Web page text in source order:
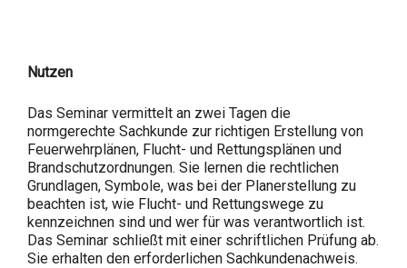
Nutzen
Das Seminar vermittelt an zwei Tagen die
normgerechte Sachkunde zur richtigen Erstellung von
Feuerwehrplänen, Flucht- und Rettungsplänen und
Brandschutzordnungen. Sie lernen die rechtlichen
Grundlagen, Symbole, was bei der Planerstellung zu
beachten ist, wie Flucht- und Rettungswege zu
kennzeichnen sind und wer für was verantwortlich ist.
Das Seminar schließt mit einer schriftlichen Prüfung ab.
Sie erhalten den erforderlichen Sachkundenachweis.